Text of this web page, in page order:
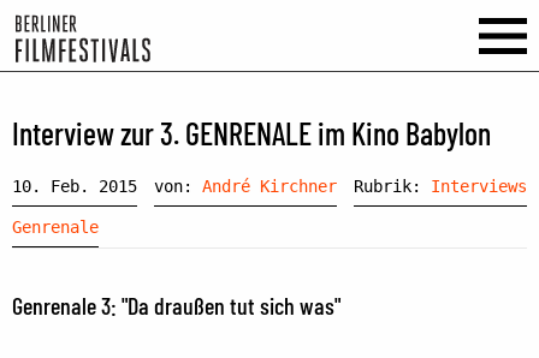
Interview zur 3. GENRENALE im Kino Babylon
10. Feb. 2015 von: André Kirchner Rubrik: Interviews
Genrenale
Genrenale 3: "Da draußen tut sich was"